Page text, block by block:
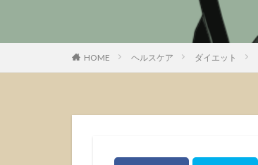
HOME ヘルスケア ダイエット